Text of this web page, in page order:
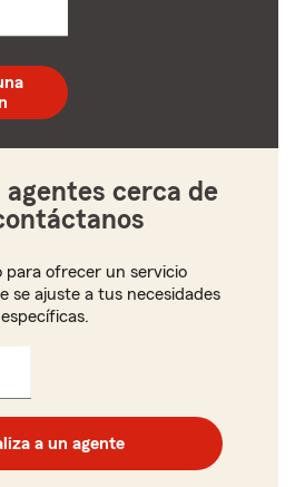
agentes cerca de
para ofrecer un servicio
se ajuste a tus necesidades
específicas.
a un agente